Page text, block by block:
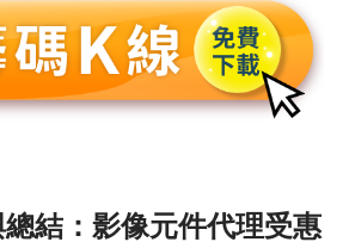
結：影像元件代理受惠